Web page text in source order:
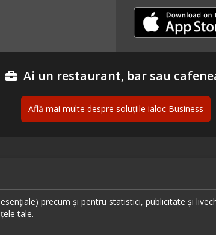
Ai un restaurant, bar sau
Află mai multe despre soluțiile ialoc Business
precum și pentru statistici, publicitate și
tale.